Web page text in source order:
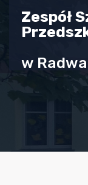
Zespół
w